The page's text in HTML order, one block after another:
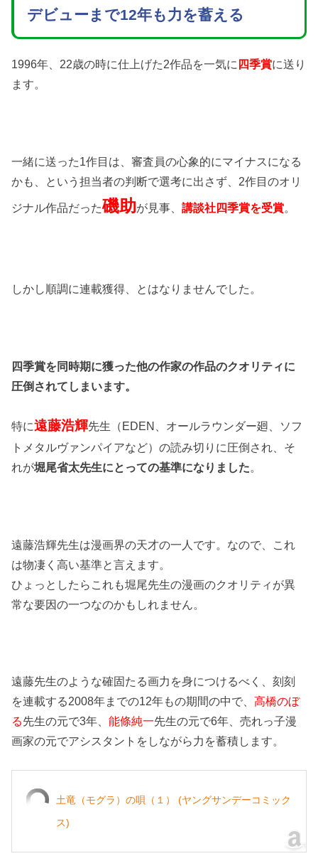
デビューまで12年も力を蓄える
1996年、22歳の時に仕上げた2作品を一気に 四季賞に送り
ます。
一緒に送った1作目は、審査員の心象的にマイナスになる
かも、という担当者の判断で選考に出さず、2作目のオリ
ジナル作品だった磯助が見事、講談社四季賞を受賞。
しかし順調に連載獲得、とはなりませんでした。
四季賞を同時期に獲った他の作家の作品のクオリティに
圧倒されてしまいます。
特に遠藤浩輝先生（EDEN、オールラウンダー廻、ソフ
トメタルヴァンパイアなど）の読み切りに圧倒され、そ
れが堀尾省太先生にとっての基準になりました。
遠藤浩輝先生は漫画界の天才の一人です。なので、これ
は物凄く高い基準と言えます。
ひょっとしたらこれも堀尾先生の漫画のクオリティが異
常な要因の一つなのかもしれません。
遠藤先生のような確固たる画力を身につけるべく、刻刻
を連載する2008年までの12年もの期間の中で、高橋のぼ
る先生の元で3年、能條純一先生の元で6年、売れっ子漫
画家の元でアシスタントをしながら力を蓄積します。
土竜（モグラ）の唄（１） (ヤングサンデーコミック
ス)